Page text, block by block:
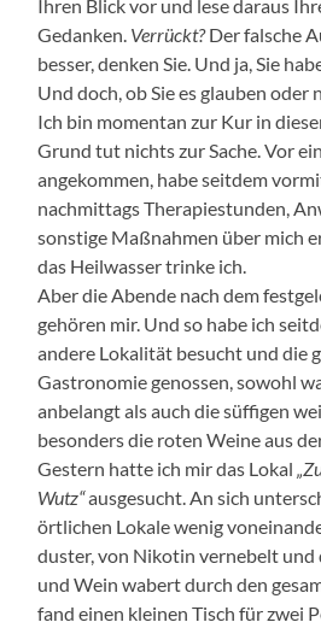
Ihren Blick vor und lese daraus
Gedanken. Verrückt?Der falsche
besser, denken Sie. Und ja, Sie
Und doch, ob Sie es glauben oder
Ich bin momentan zur Kur in
Grund tut nichts zur Sache. Vor
angekommen, habe seitdem
nachmittags Therapiestunden,
sonstige Maßnahmen über mich
das Heilwasser trinke ich.
Aber die Abende nach dem
gehören mir. Und so habe ich
andere Lokalität besucht und die
Gastronomie genossen, sowohl
anbelangt als auch die süffigen
besonders die roten Weine aus
Gestern hatte ich mir das Lokal
Wutz“ausgesucht. An sich
örtlichen Lokale wenig
duster, von Nikotin vernebelt und
und Wein wabert durch den
fand einen kleinen Tisch für zwei